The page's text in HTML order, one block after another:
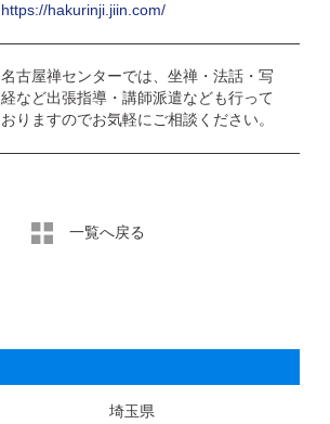
https://hakurinji.jiin.com/
名古屋禅センターでは、坐禅・法話・写
経など出張指導・講師派遣なども行って
おりますのでお気軽にご相談ください。
一覧へ戻る
埼玉県